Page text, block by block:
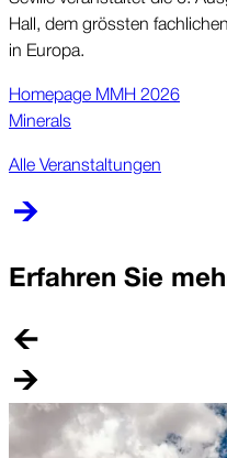
Hall, dem gr­össten
in Europa.
Home­page MMH 2026
Minerals
Alle Veranstaltungen
Erfahren Sie